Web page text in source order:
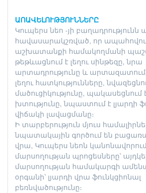
ԱՈԱՎԵԼՈՒԹՅՈՒՆՆԵՐԸ
Կուպերս նեո -յի բաղադրությունն
հավասարակշռված, որ ապահովում
աշխատանքի համակողմանի
թեթևացնում է լեղու սինթեզը, նրա
արտադրությունը և
լեղու հատկությունները,
մածուցիկությունը, պակասեցնում
խտությունը, նպաստում է լյարդի
վիճակի լավացմանը։
Ի տարբերություն մյուս
նպատակային գործում են
վրա, Կուպերս նեոն
մարսողության պրոցեսները՝
մարսողության համակարգի
օրգանի՝ լյարդի վրա ֆունկցիոնալ
բեռնվածությունը։